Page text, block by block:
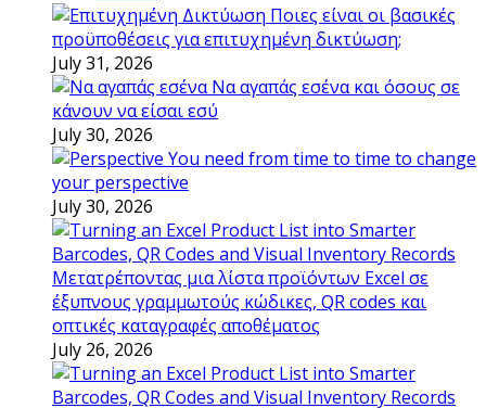
Ποιες είναι οι βασικές
προϋποθέσεις για επιτυχημένη δικτύωση;
July 31, 2026
Να αγαπάς εσένα και όσους σε
κάνουν να είσαι εσύ
July 30, 2026
You need from time to time to change
your perspective
July 30, 2026
Μετατρέποντας μια λίστα προϊόντων Excel σε
έξυπνους γραμμωτούς κώδικες, QR codes και
οπτικές καταγραφές αποθέματος
July 26, 2026